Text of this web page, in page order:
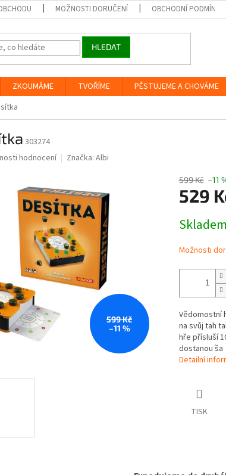
MOŽNOSTI DORUČENÍ OBCHODNÍ PODMÍNKY
HLEDAT
ZKOUMÁME TVOŘÍME PĚSTUJEME A CHOVÁME
303274
hodnocení Značka: Albi
599 Kč
–11 %
599 Kč –11
529
cena:
Skladem
Možnosti
Vědomostní
na svůj tah
hře přísluší
dostanou ša
Detailní
TISK